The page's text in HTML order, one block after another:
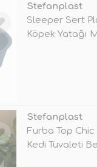
Stefanplast
Sleeper Sert
Köpek Yatağı
Stefanplast
Furba Top Chic
Kedi Tuvaleti